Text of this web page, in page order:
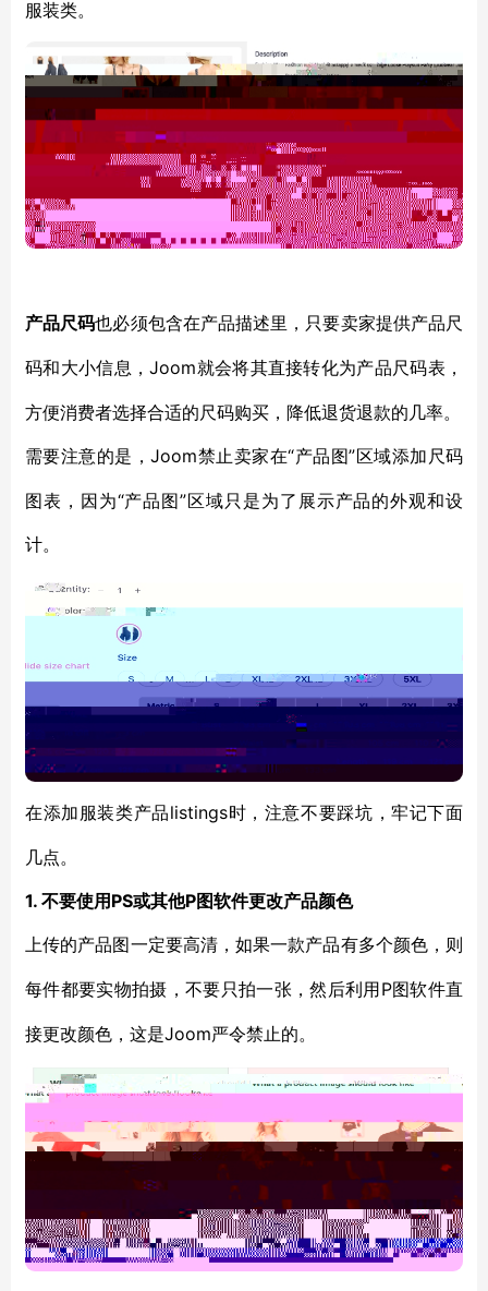
服装类。
产品尺码也必须包含在产品描述里，只要卖家提供产品尺
码和大小信息，Joom就会将其直接转化为产品尺码表，
方便消费者选择合适的尺码购买，降低退货退款的几率。
需要注意的是，Joom禁止卖家在“产品图”区域添加尺码
图表，因为“产品图”区域只是为了展示产品的外观和设
计。
在添加服装类产品listings时，注意不要踩坑，牢记下面
几点。
1. 不要使用PS或其他P图软件更改产品颜色
上传的产品图一定要高清，如果一款产品有多个颜色，则
每件都要实物拍摄，不要只拍一张，然后利用 P图软件直
接更改颜色，这是Joom严令禁止的。